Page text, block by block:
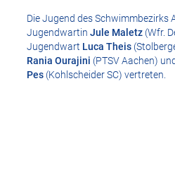
Die Jugend des Schwimmbezirks
Jugendwartin Jule Maletz (Wfr.
Jugendwart Luca Theis
Rania Ourajini (PTSV Aachen)
Pes (Kohlscheider SC) vertreten.